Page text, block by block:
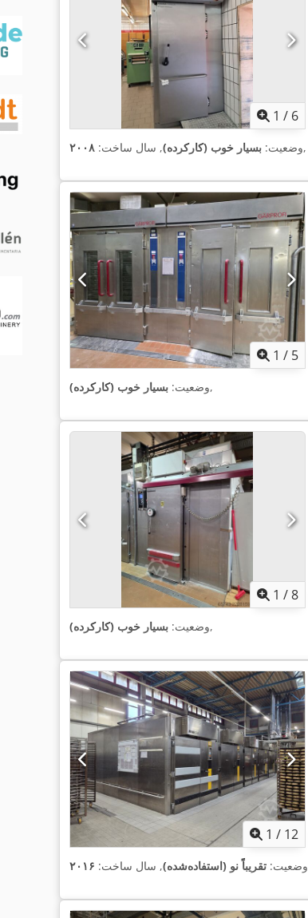
1 / 6
وضعیت: بسیار خوب (کارکرده), سال ساخت: ۲۰۰۸ ,
1 / 5
وضعیت: بسیار خوب (کارکرده) ,
1 /8
وضعیت: بسیار خوب (کارکرده) ,
1 / 12
وضعیت: تقریباً نو (استفاده‌شده), سال ساخت: ۲۰۱۶